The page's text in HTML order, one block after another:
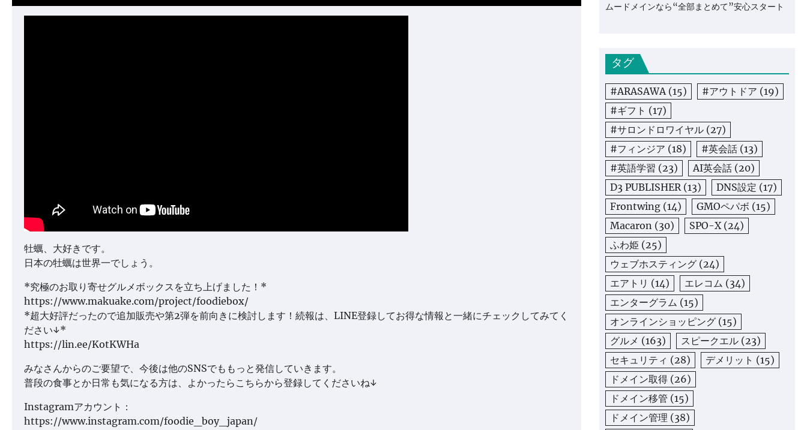
牡蠣、大好きです。
日本の牡蠣は世界一でしょう。
*究極のお取り寄せグルメボックスを立ち上げました！*
https://www.makuake.com/project/foodiebox/
*超大好評だったので追加販売や第2弾を前向きに検討します！続報は、LINE登録してお得な情報と一緒にチェックしてみてく
ださい↓*
https://lin.ee/KotKWHa
みなさんからのご要望で、今後は他のSNSでももっと発信していきます。
普段の食事とか日常も気になる方は、よかったらこちらから登録してくださいね↓
Instagramアカウント：
https://www.instagram.com/foodie_boy_japan/
ムードメインなら“全部まとめて”安心スタート
タグ
#ARASAWA(15) #アウトドア (19)
#ギフト (17)
#サロンドロワイヤル (27)
#フィンジア (18) #英会話 (13)
#英語学習 (23) AI英会話 (20)
D3 PUBLISHER(13) DNS設定 (17)
Frontwing (14) GMOペパボ (15)
Macaron (30) SPO-X(24)
ふわ姫 (25)
ウェブホスティング (24)
エアトリ (14) エレコム (34)
エンターグラム (15)
オンラインショッピング (15)
グルメ (163) スピークエル (23)
セキュリティ (28) デメリット (15)
ドメイン取得 (26)
ドメイン移管 (15)
ドメイン管理 (38)